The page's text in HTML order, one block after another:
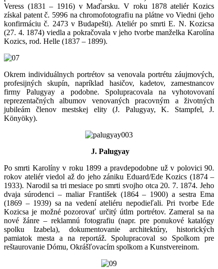
Veress (1831 – 1916) v Maďarsku. V roku 1878 ateliér Kozics
získal patent č. 5996 na chromofotografiu na plátne vo Viedni (jeho
konfirmáciu č. 2473 v Budapešti). Ateliér po smrti E. N. Kozicsa
(27. 4. 1874) viedla a pokračovala v jeho tvorbe manželka Karolína
Kozics, rod. Helle (1837 – 1899).
Okrem individuálnych portrétov sa venovala portrétu záujmových,
profesijných skupín, napríklad hasičov, kadetov, zamestnancov
firmy Palugyay a podobne. Spolupracovala na vyhotovovaní
reprezentačných albumov venovaných pracovným a životných
jubileám členov mestskej elity (J. Palugyay, K. Stampfel, J.
Könyöky).
J. Palugyay
Po smrti Karolíny v roku 1899 a pravdepodobne už v polovici 90.
rokov ateliér viedol až do jeho zániku Eduard/Ede Kozics (1874 –
1933). Narodil sa tri mesiace po smrti svojho otca 20. 7. 1874. Jeho
dvaja súrodenci – maliar František (1864 – 1900) a sestra Ema
(1869 – 1939) sa na vedení ateliéru nepodieľali. Pri tvorbe Ede
Kozicsa je možné pozorovať určitý útlm portrétov. Zameral sa na
nové žánre – reklamnú fotografiu (napr. pre ponukové katalógy
spolku Izabela), dokumentovanie architektúry, historických
pamiatok mesta a na reportáž. Spolupracoval so Spolkom pre
reštaurovanie Dómu, Okrášľovacím spolkom a Kunstvereinom.